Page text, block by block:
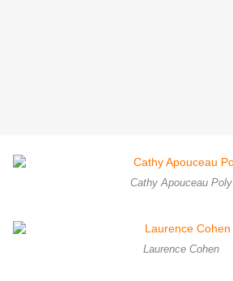
Cathy Apouceau Poly
Laurence Cohen